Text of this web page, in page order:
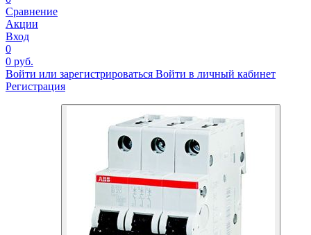
Сравнение
Акции
Вход
0
0 руб.
Войти или зарегистрироваться Войти в личный кабинет
Регистрация